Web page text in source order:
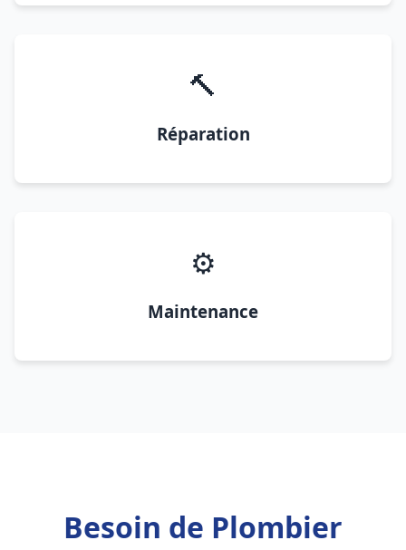
🔨
Réparation
⚙️
Maintenance
Besoin de Plombier